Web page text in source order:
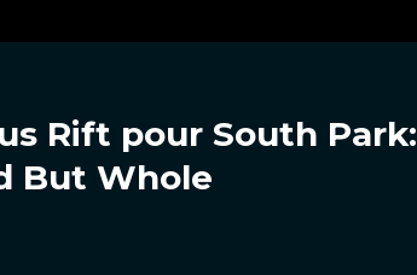
Rift pour South Park:
But Whole